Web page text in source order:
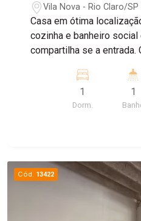
Vila Nova - Rio Claro/SP
Casa em ótima
cozinha e banheiro social
compartilha se a entrada. Garagem para moto e
1
Dorm.
1
Cód. 13422